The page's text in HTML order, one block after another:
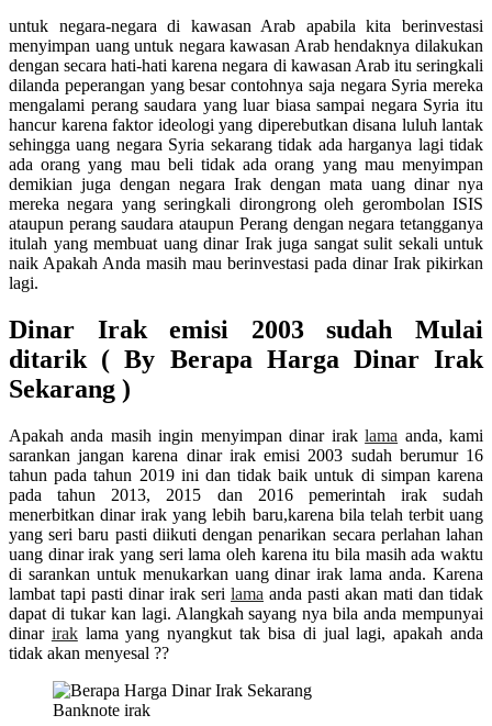
untuk negara-negara di kawasan Arab apabila kita berinvestasi
menyimpan uang untuk negara kawasan Arab hendaknya dilakukan
dengan secara hati-hati karena negara di kawasan Arab itu seringkali
dilanda peperangan yang besar contohnya saja negara Syria mereka
mengalami perang saudara yang luar biasa sampai negara Syria itu
hancur karena faktor ideologi yang diperebutkan disana luluh lantak
sehingga uang negara Syria sekarang tidak ada harganya lagi tidak
ada orang yang mau beli tidak ada orang yang mau menyimpan
demikian juga dengan negara Irak dengan mata uang dinar nya
mereka negara yang seringkali dirongrong oleh gerombolan ISIS
ataupun perang saudara ataupun Perang dengan negara tetangganya
itulah yang membuat uang dinar Irak juga sangat sulit sekali untuk
naik Apakah Anda masih mau berinvestasi pada dinar Irak pikirkan
lagi.
Dinar Irak emisi 2003 sudah Mulai
ditarik ( By Berapa Harga Dinar Irak
Sekarang )
Apakah anda masih ingin menyimpan dinar iraklama anda, kami
sarankan jangan karena dinar irak emisi 2003 sudah berumur 16
tahun pada tahun 2019 ini dan tidak baik untuk di simpan karena
pada tahun 2013, 2015 dan 2016 pemerintah irak sudah
menerbitkan dinar irak yang lebih baru,karena bila telah terbit uang
yang seri baru pasti diikuti dengan penarikan secara perlahan lahan
uang dinar irak yang seri lama oleh karena itu bila masih ada waktu
di sarankan untuk menukarkan uang dinar irak lama anda. Karena
lambat tapi pasti dinar irak seri lama anda pasti akan mati dan tidak
dapat di tukar kan lagi. Alangkah sayang nya bila anda mempunyai
dinar iraklama yang nyangkut tak bisa di jual lagi, apakah anda
tidak akan menyesal ??
Banknote irak